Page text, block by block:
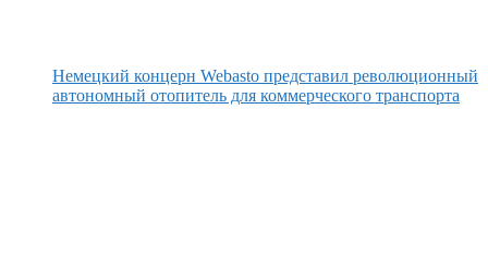
Немецкий концерн Webasto представил революционный
автономный отопитель для коммерческого транспорта